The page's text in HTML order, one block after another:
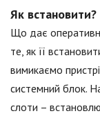
Як встановити?
Що дає
те, як її
вимикаємо
системний блок.
слоти –